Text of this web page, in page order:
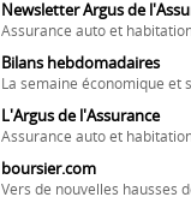
Newsletter Argus de
Assurance auto et
Bilans hebdomadaires
La semaine économique et
L'Argus de l'Assurance
Assurance auto et
boursier.com
Vers de nouvelles hausses